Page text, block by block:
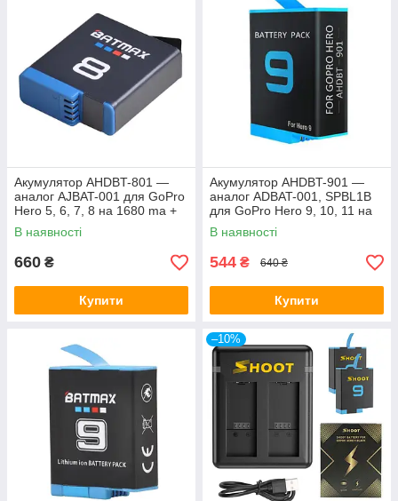
Акумулятор AHDBT-801 —
аналог AJBAT-001 для GoPro
Hero 5, 6, 7, 8 на 1680 ma +
бокс для зберігання
В наявності
660 ₴
Купити
Акумулятор AHDBT-901 —
аналог ADBAT-001, SPBL1B
для GoPro Hero 9, 10, 11 на
1720 ma
В наявності
544 ₴ 640 ₴
Купити
–10%